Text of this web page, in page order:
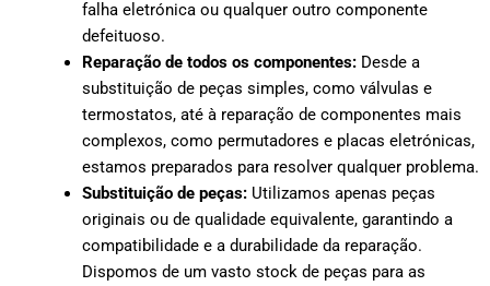
falha eletrónica ou qualquer outro componente
defeituoso.
Reparação de todos os componentes: Desde a
substituição de peças simples, como válvulas e
termostatos, até à reparação de componentes mais
complexos, como permutadores e placas eletrónicas,
estamos preparados para resolver qualquer problema.
Substituição de peças: Utilizamos apenas peças
originais ou de qualidade equivalente, garantindo a
compatibilidade e a durabilidade da reparação.
Dispomos de um vasto stock de peças para as